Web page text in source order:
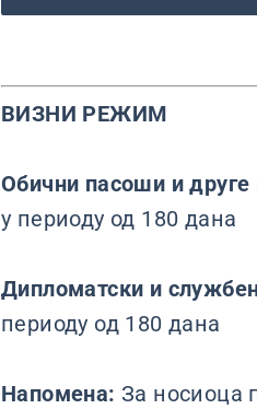
ВИЗНИ РЕЖИМ
Обични пасоши и друге
у периоду од 180 дана
Дипломатски и
периоду од 180 дана
Напомена: За носиоца